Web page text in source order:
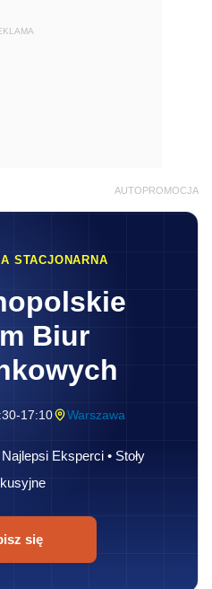
AUTOPROMOCJA
STACJONARNA
Biur
17:10 Warszawa
Eksperci • Stoły
się